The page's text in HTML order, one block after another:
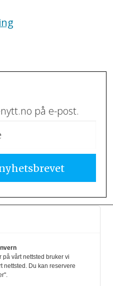
på e-post.
redigeres etter
til grunn for
og plikter som
Vær
på vårt nettsted bruker vi
nettsted. Du kan reservere